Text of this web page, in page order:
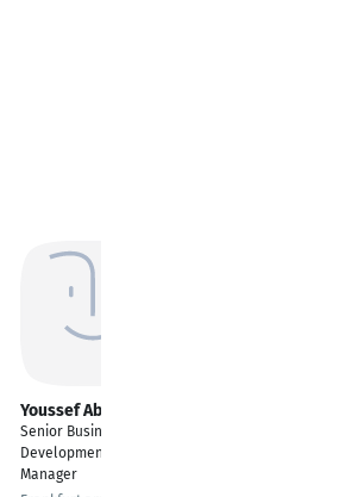
Youssef Abu-Yabes
Senior Business
Development
Manager